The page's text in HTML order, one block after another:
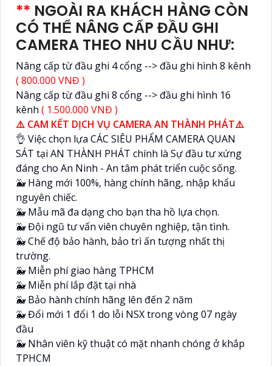
** NGOÀI RA KHÁCH HÀNG CÒN
CÓ THỂ NÂNG CẤP ĐẦU GHI
CAMERA THEO NHU CẦU NHƯ:
Nâng cấp từ đầu ghi 4 cổng --> đầu ghi hình 8 kênh
( 800.000 VNĐ )
Nâng cấp từ đầu ghi 8 cổng --> đầu ghi hình 16
kênh ( 1.500.000 VNĐ )
⚠️ CAM KẾT DỊCH VỤ CAMERA AN THÀNH PHÁT⚠️
👌 Việc chọn lựa CÁC SIÊU PHẨM CAMERA QUAN
SÁT tại AN THÀNH PHÁT chính là Sự đầu tư xứng
đáng cho An Ninh - An tâm phát triển cuộc sống.
🐳 Hàng mới 100%, hàng chính hãng, nhập khẩu
nguyên chiếc.
🐳 Mẫu mã đa dạng cho bạn tha hồ lựa chọn.
🐳 Đội ngũ tư vấn viên chuyên nghiệp, tận tình.
🐳 Chế độ bảo hành, bảo trì ấn tượng nhất thị
trường.
🐳 Miễn phí giao hàng TPHCM
🐳 Miễn phí lắp đặt tại nhà
🐳 Bảo hành chính hãng lên đến 2 năm
🐳 Đổi mới 1 đổi 1 do lỗi NSX trong vòng 07 ngày
đầu
🐳 Nhân viên kỹ thuật có mặt nhanh chóng ở khắp
TPHCM